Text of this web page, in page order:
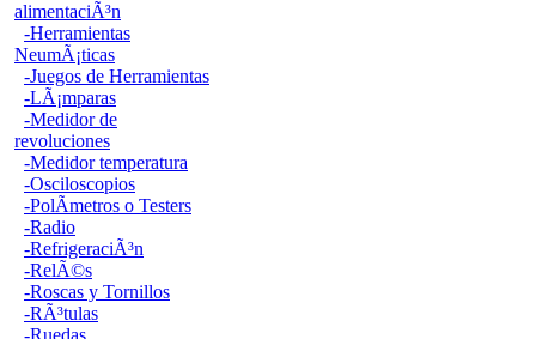
alimentaciÃ³n
-Herramientas
NeumÃ¡ticas
-Juegos de Herramientas
-LÃ¡mparas
-Medidor de
revoluciones
-Medidor temperatura
-Osciloscopios
-PolÃ­metros o Testers
-Radio
-RefrigeraciÃ³n
-RelÃ©s
-Roscas y Tornillos
-RÃ³tulas
-Ruedas